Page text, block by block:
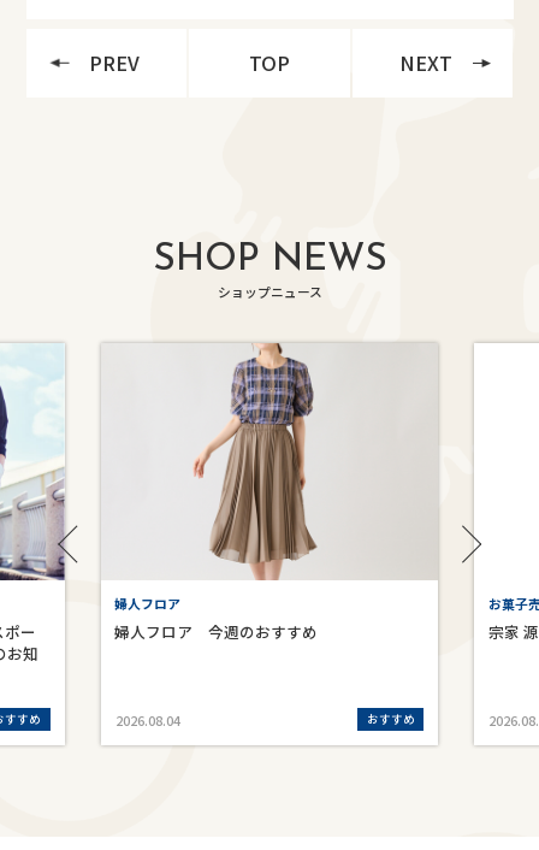
PREV TOP NEXT
SHOP NEWS
ショップニュース
ー
お知
すすめ
婦人フロア
婦人フロア 今週のおすすめ
2026.08.04 おすすめ
お菓子
宗家